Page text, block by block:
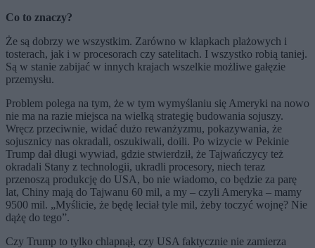
Co to znaczy?
Że są dobrzy we wszystkim. Zarówno w klapkach plażowych i
tosterach, jak i w procesorach czy satelitach. I wszystko robią taniej.
Są w stanie zabijać w innych krajach wszelkie możliwe gałęzie
przemysłu.
Problem polega na tym, że w tym wymyślaniu się Ameryki na nowo
nie ma na razie miejsca na wielką strategię budowania sojuszy.
Wręcz przeciwnie, widać dużo rewanżyzmu, pokazywania, że
sojusznicy nas okradali, oszukiwali, doili. Po wizycie w Pekinie
Trump dał długi wywiad, gdzie stwierdził, że Tajwańczycy też
okradali Stany z technologii, ukradli procesory, niech teraz
przenoszą produkcję do USA, bo nie wiadomo, co będzie za parę
lat, Chiny mają do Tajwanu 60 mil, a my – czyli Ameryka – mamy
9500 mil. „Myślicie, że będę leciał tyle mil, żeby toczyć wojnę? Nie
dążę do tego”.
Czy Trump to tylko chlapnął, czy USA faktycznie nie zamierza